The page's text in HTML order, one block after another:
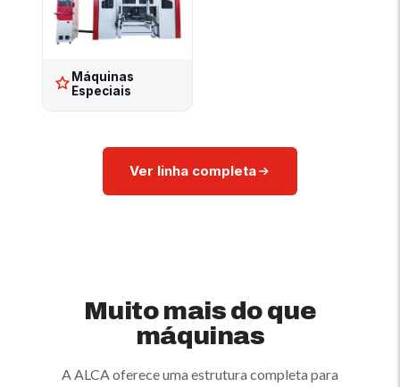
Máquinas
Especiais
Ver linha completa
Muito mais do que
máquinas
A ALCA oferece uma estrutura completa para